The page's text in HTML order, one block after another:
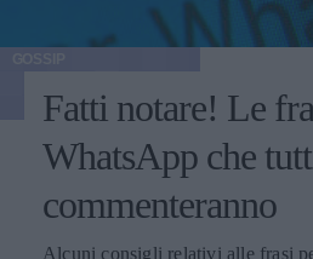
Fatti notare! Le
WhatsApp che
commenteranno
Alcuni consigli relativi alle frasi